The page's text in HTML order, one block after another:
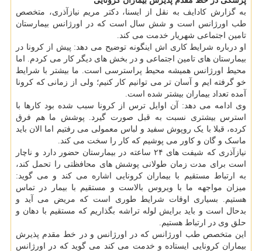
به گزارش کادایف به نقل از ایسنا، دکتر مریم نیازآذری، متخصص
طب اورژانس است و شش سال است که در اورژانس بیمارستان
تامین اجتماعی شهریار خدمت می کند.
او درباره شرایط کاری اش اینگونه توضیح می دهد: پیش از کرونا در
بیمارستان های تامین اجتماعی و در بخش های دیگر کار می کردم. اما
محیط اورژانس همیشه محیط پراسترسی است. ما بیشتر با شرایط
خو گرفته ایم و آسان تر می توانیم کار کنیم؛ ولی از زمانی که کرونا
آمده تعداد بیماران بیشتر شده است.
وی ادامه می دهد: آن اوایل ترس از کرونا سبب شده بود کارها با
استرس بیشتری نسبت به قبل صورت گیرد. پوشش ما هم فرق
کرده، قبلا با یک روپوش سفید و لباس معمولی می رفتیم اما الان باید
ماسک و گان و کاور می پوشیم که کار را سخت می کند.
نیازآذری که شیفت های ۲۴ ساعته در بیمارستان حضور دارد و ناچار
است برای مدت زمان طولانی پوشش های محافظتی را تحمل کند،
به ارتباط مستقیم با بیماران کرونایی اشاره می کند و می گوید:
میزان مواجهه ما با ویروس بالاست و مستقیم با بیمار در تماس
هستیم. بسیاری اوقات شرایط طوری است که مریض می آید و
بدحال است و باید برایش لوله تراشه بگذاریم که مستقیم با دهان و
حلق وی در ارتباط هستیم.
این متخصص طب اورژانس که در اورژانس و در خط مقدم پذیرش
بیماران کرونایی ایستاده و خدمت می کند می گوید که در اورژانس